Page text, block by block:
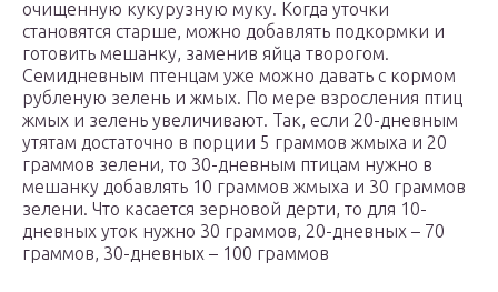
очищенную кукурузную муку. Когда уточки
становятся старше, можно добавлять подкормки и
готовить мешанку, заменив яйца творогом.
Семидневным птенцам уже можно давать с кормом
рубленую зелень и жмых. По мере взросления птиц
жмых и зелень увеличивают. Так, если 20-дневным
утятам достаточно в порции 5 граммов жмыха и 20
граммов зелени, то 30-дневным птицам нужно в
мешанку добавлять 10 граммов жмыха и 30 граммов
зелени. Что касается зерновой дерти, то для 10-
дневных уток нужно 30 граммов, 20-дневных – 70
граммов, 30-дневных – 100 граммов